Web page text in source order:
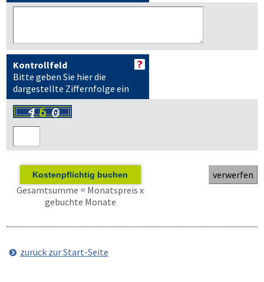
Kontrollfeld
Bitte geben Sie hier die
dargestellte Ziffernfolge ein
Kostenpflichtig buchen
Gesamtsumme = Monatspreis x
gebuchte Monate
zurück zur Start-Seite